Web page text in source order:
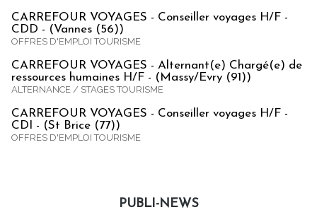
CARREFOUR VOYAGES - Conseiller voyages H/F -
CDD - (Vannes (56))
OFFRES D'EMPLOI TOURISME
CARREFOUR VOYAGES - Alternant(e) Chargé(e) de
ressources humaines H/F - (Massy/Evry (91))
ALTERNANCE / STAGES TOURISME
CARREFOUR VOYAGES - Conseiller voyages H/F -
CDI - (St Brice (77))
OFFRES D'EMPLOI TOURISME
PUBLI-NEWS